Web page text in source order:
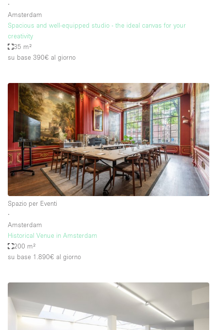
∙
Amsterdam
Spacious and well-equipped studio - the ideal canvas for your
creativity
35 m²
su base 390€ al giorno
Spazio per Eventi
∙
Amsterdam
Historical Venue in Amsterdam
200 m²
su base 1.890€ al giorno